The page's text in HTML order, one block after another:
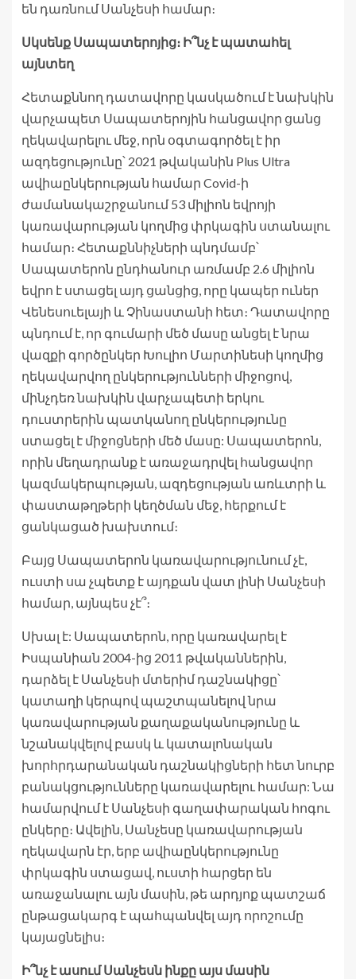
են դառնում Սանչեսի համար։
Սկսենք Սապատերոյից։ Ի՞նչ է պատահել
այնտեղ
Հետաքննող դատավորը կասկածում է նախկին
վարչապետ Սապատերոյին հանցավոր ցանց
ղեկավարելու մեջ, որն օգտագործել է իր
ազդեցությունը՝ 2021 թվականին Plus Ultra
ավիաընկերության համար Covid-ի
ժամանակաշրջանում 53 միլիոն եվրոյի
կառավարության կողմից փրկագին ստանալու
համար։ Հետաքննիչների պնդմամբ՝
Սապատերոն ընդհանուր առմամբ 2.6 միլիոն
եվրո է ստացել այդ ցանցից, որը կապեր ուներ
Վենեսուելայի և Չինաստանի հետ։ Դատավորը
պնդում է, որ գումարի մեծ մասը անցել է նրա
վազքի գործընկեր Խուլիո Մարտինեսի կողմից
ղեկավարվող ընկերությունների միջոցով,
մինչդեռ նախկին վարչապետի երկու
դուստրերին պատկանող ընկերությունը
ստացել է միջոցների մեծ մասը: Սապատերոն,
որին մեղադրանք է առաջադրվել հանցավոր
կազմակերպության, ազդեցության առևտրի և
փաստաթղթերի կեղծման մեջ, հերքում է
ցանկացած խախտում։
Բայց Սապատերոն կառավարությունում չէ,
ուստի սա չպետք է այդքան վատ լինի Սանչեսի
համար, այնպես չէ՞։
Սխալ է: Սապատերոն, որը կառավարել է
Իսպանիան 2004-ից 2011 թվականներին,
դարձել է Սանչեսի մտերիմ դաշնակիցը՝
կատաղի կերպով պաշտպանելով նրա
կառավարության քաղաքականությունը և
նշանակվելով բասկ և կատալոնական
խորհրդարանական դաշնակիցների հետ նուրբ
բանակցությունները կառավարելու համար: Նա
համարվում է Սանչեսի գաղափարական հոգու
ընկերը։ Ավելին, Սանչեսը կառավարության
ղեկավարն էր, երբ ավիաընկերությունը
փրկագին ստացավ, ուստի հարցեր են
առաջանալու այն մասին, թե արդյոք պատշաճ
ընթացակարգ է պահպանվել այդ որոշումը
կայացնելիս։
Ի՞նչ է ասում Սանչեսն ինքը այս մասին